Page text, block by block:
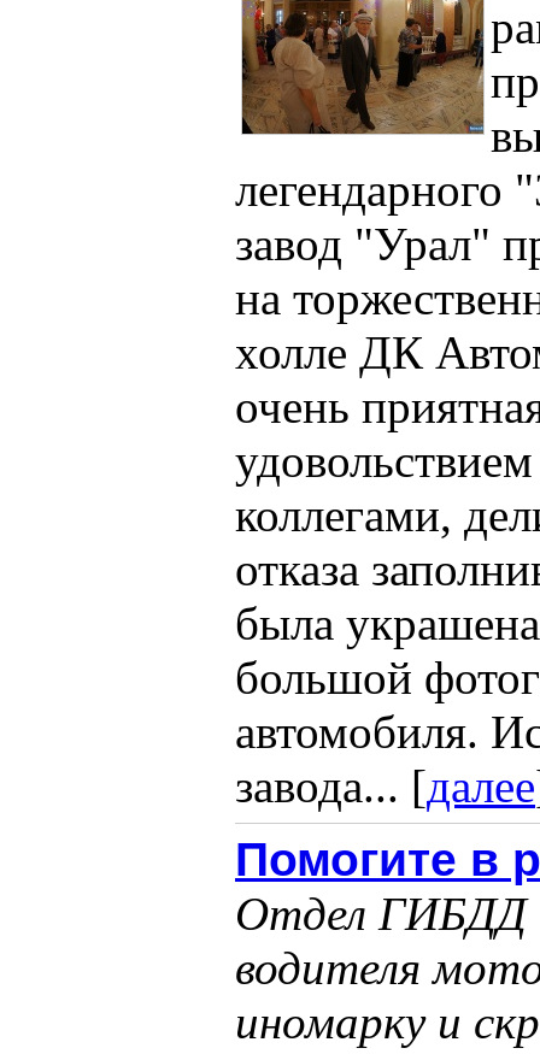
легендарного
завод "Урал"
на
холле ДК
очень
коллегами,
отказа
была
большой
автомобиля.
завода... [далее
Помогите в
Отдел ГИБДД
водителя
иномарку и